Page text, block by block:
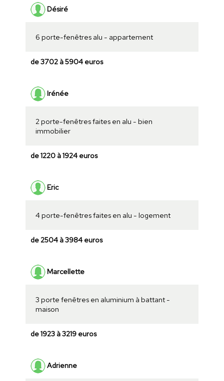
Désiré
6 porte-fenêtres alu - appartement
de 3702 à 5904 euros
Irénée
2 porte-fenêtres faites en alu - bien
immobilier
de 1220 à 1924 euros
Eric
4 porte-fenêtres faites en alu - logement
de 2504 à 3984 euros
Marcellette
3 porte fenêtres en aluminium à battant -
maison
de 1923 à 3219 euros
Adrienne